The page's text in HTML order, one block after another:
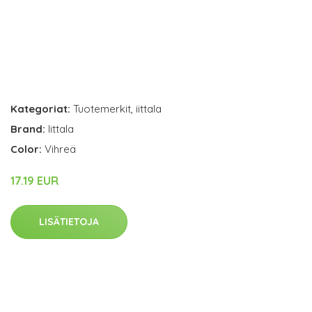
Kategoriat: Tuotemerkit, iittala
Brand: Iittala
Color: Vihreä
17.19 EUR
LISÄTIETOJA